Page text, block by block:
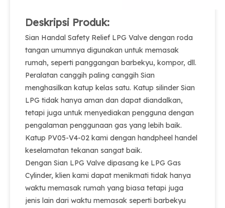
Deskripsi Produk:
Sian Handal Safety Relief LPG Valve dengan roda
tangan umumnya digunakan untuk memasak
rumah, seperti panggangan barbekyu, kompor, dll.
Peralatan canggih paling canggih Sian
menghasilkan katup kelas satu. Katup silinder Sian
LPG tidak hanya aman dan dapat diandalkan,
tetapi juga untuk menyediakan pengguna dengan
pengalaman penggunaan gas yang lebih baik.
Katup PV05-V4-02 kami dengan handpheel handel
keselamatan tekanan sangat baik.
Dengan Sian LPG Valve dipasang ke LPG Gas
Cylinder, klien kami dapat menikmati tidak hanya
waktu memasak rumah yang biasa tetapi juga
jenis lain dari waktu memasak seperti barbekyu